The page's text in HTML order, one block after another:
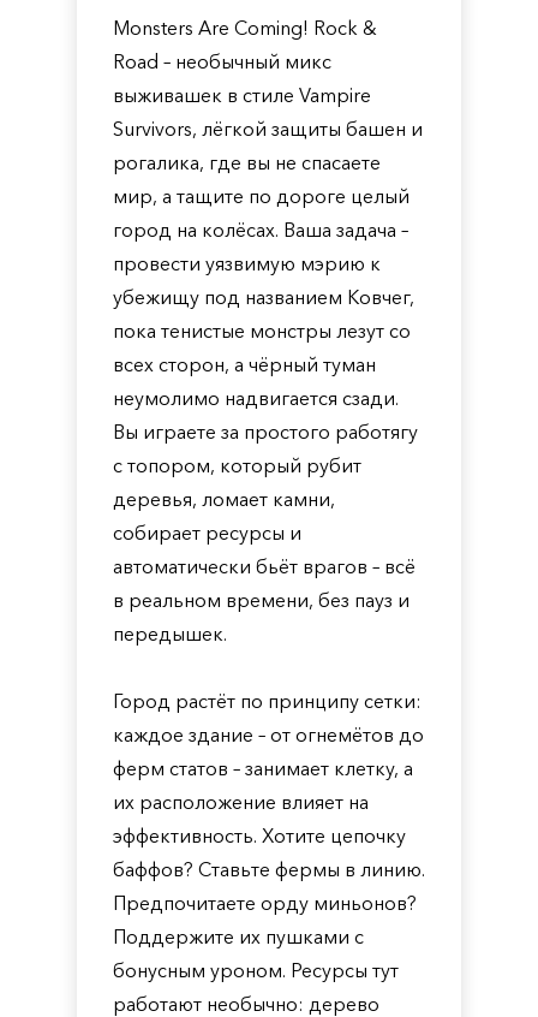
Monsters Are Coming! Rock &
Road – необычный микс
выживашек в стиле Vampire
Survivors, лёгкой защиты башен и
рогалика, где вы не спасаете
мир, а тащите по дороге целый
город на колёсах. Ваша задача –
провести уязвимую мэрию к
убежищу под названием Ковчег,
пока тенистые монстры лезут со
всех сторон, а чёрный туман
неумолимо надвигается сзади.
Вы играете за простого работягу
с топором, который рубит
деревья, ломает камни,
собирает ресурсы и
автоматически бьёт врагов – всё
в реальном времени, без пауз и
передышек.
Город растёт по принципу сетки:
каждое здание – от огнемётов до
ферм статов – занимает клетку, а
их расположение влияет на
эффективность. Хотите цепочку
баффов? Ставьте фермы в линию.
Предпочитаете орду миньонов?
Поддержите их пушками с
бонусным уроном. Ресурсы тут
работают необычно: дерево